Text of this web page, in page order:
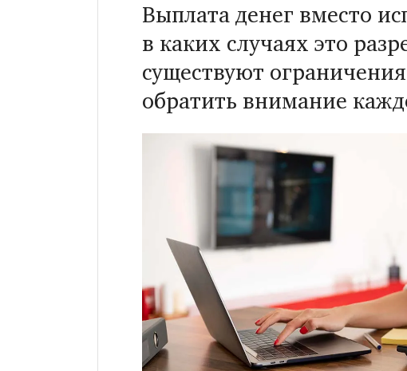
Выплата денег вместо
в каких случаях это
существуют
обратить внимание